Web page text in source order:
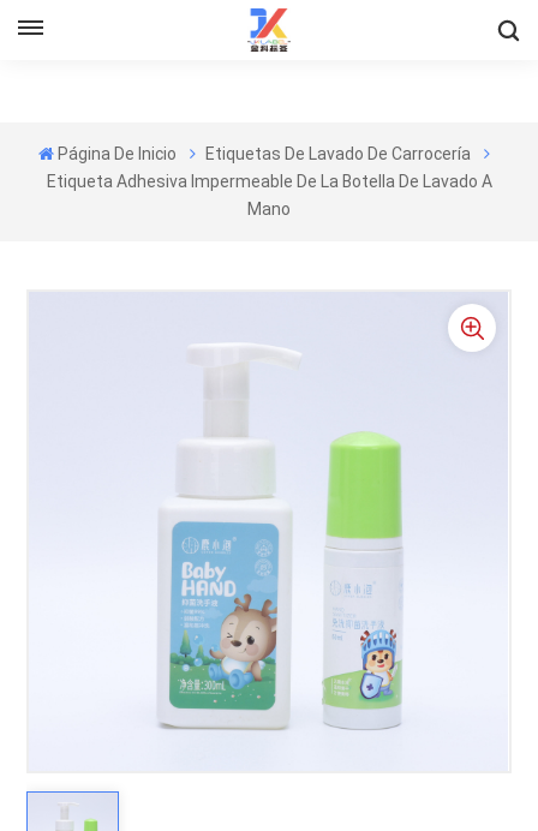
Página De Inicio
Etiquetas De Lavado De Carrocería
Etiqueta Adhesiva Impermeable De La Botella De Lavado A
Mano